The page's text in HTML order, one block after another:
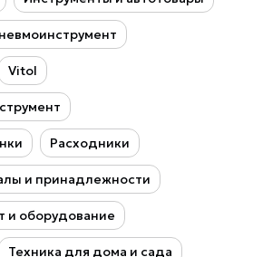
Vitol
Расходники
и принадлежности
и оборудование
Техника для дома и сада